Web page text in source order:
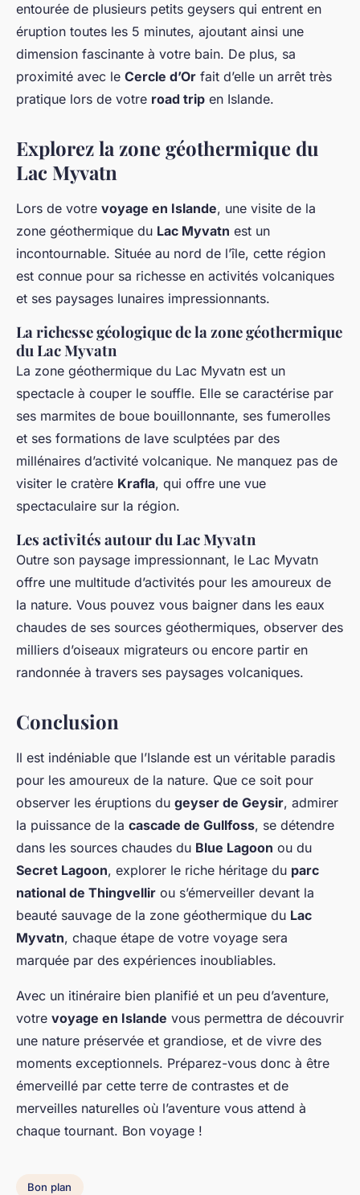
entourée de plusieurs petits geysers qui entrent en
éruption toutes les 5 minutes, ajoutant ainsi une
dimension fascinante à votre bain. De plus, sa
proximité avec le Cercle d’Or fait d’elle un arrêt très
pratique lors de votre road trip en Islande.
Explorez la zone géothermique du
Lac Myvatn
Lors de votre voyage en Islande, une visite de la
zone géothermique du Lac Myvatn est un
incontournable. Située au nord de l’île, cette région
est connue pour sa richesse en activités volcaniques
et ses paysages lunaires impressionnants.
La richesse géologique de la zone géothermique
du Lac Myvatn
La zone géothermique du Lac Myvatn est un
spectacle à couper le souffle. Elle se caractérise par
ses marmites de boue bouillonnante, ses fumerolles
et ses formations de lave sculptées par des
millénaires d’activité volcanique. Ne manquez pas de
visiter le cratère Krafla, qui offre une vue
spectaculaire sur la région.
Les activités autour du Lac Myvatn
Outre son paysage impressionnant, le Lac Myvatn
offre une multitude d’activités pour les amoureux de
la nature. Vous pouvez vous baigner dans les eaux
chaudes de ses sources géothermiques, observer des
milliers d’oiseaux migrateurs ou encore partir en
randonnée à travers ses paysages volcaniques.
Conclusion
Il est indéniable que l’Islande est un véritable paradis
pour les amoureux de la nature. Que ce soit pour
observer les éruptions du geyser de Geysir, admirer
la puissance de la cascade de Gullfoss, se détendre
dans les sources chaudes du Blue Lagoon ou du
Secret Lagoon, explorer le riche héritage du parc
national de Thingvellir ou s’émerveiller devant la
beauté sauvage de la zone géothermique du Lac
Myvatn, chaque étape de votre voyage sera
marquée par des expériences inoubliables.
Avec un itinéraire bien planifié et un peu d’aventure,
votre voyage en Islande vous permettra de découvrir
une nature préservée et grandiose, et de vivre des
moments exceptionnels. Préparez-vous donc à être
émerveillé par cette terre de contrastes et de
merveilles naturelles où l’aventure vous attend à
chaque tournant. Bon voyage !
Bon plan